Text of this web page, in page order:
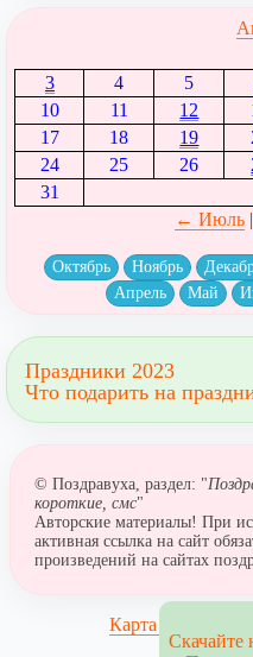
3
4 5
10
11 12
17
18 19
24
25 26
31
← Июль|
Октябрь Ноябрь
Апрель
Май
Праздники 2023
Что подарить на
© Поздравуха, раздел: "
короткие, смс"
Авторские материалы! При
активная ссылка на сайт
произведений на сайтах
Карта сайта
Скачайте